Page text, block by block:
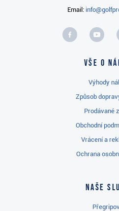
Email:
Vše o
Výhody
Způsob
Prodávané
Obchodní
Vrácení a
Ochrana
Naše